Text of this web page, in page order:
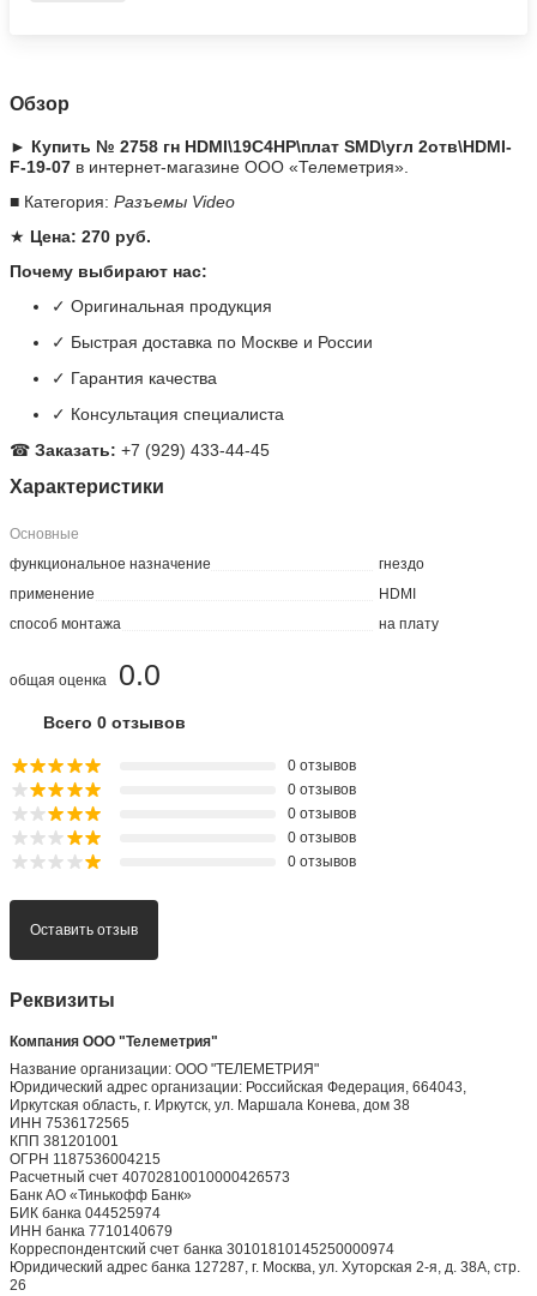
Обзор
► Купить № 2758 гн HDMI\19C4HP\плат SMD\угл 2отв\HDMI-
F-19-07 в интернет-магазине ООО «Телеметрия».
■ Категория:Разъемы Video
★ Цена: 270 руб.
Почему выбирают нас:
✓ Оригинальная продукция
✓ Быстрая доставка по Москве и России
✓ Гарантия качества
✓ Консультация специалиста
☎Заказать: +7 (929) 433-44-45
Характеристики
Основные
функциональное назначение
гнездо
применение
HDMI
способ монтажа
на плату
0.0
общая оценка
Всего 0 отзывов
0 отзывов
0 отзывов
0 отзывов
0 отзывов
0 отзывов
Оставить отзыв
Реквизиты
Компания ООО "Телеметрия"
Название организации: ООО "ТЕЛЕМЕТРИЯ"
Юридический адрес организации: Российская Федерация, 664043,
Иркутская область, г. Иркутск, ул. Маршала Конева, дом 38
ИНН 7536172565
КПП 381201001
ОГРН 1187536004215
Расчетный счет 40702810010000426573
Банк АО «Тинькофф Банк»
БИК банка 044525974
ИНН банка 7710140679
Корреспондентский счет банка 30101810145250000974
Юридический адрес банка 127287, г. Москва, ул. Хуторская 2-я, д. 38А, стр.
26